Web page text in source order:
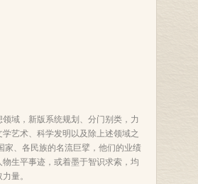
域，新版系统规划、分门别类，力
艺术、科学发明以及除上述领域之
家、各民族的名流巨擘，他们的业绩
生平事迹，或着墨于智识求索，均
量。